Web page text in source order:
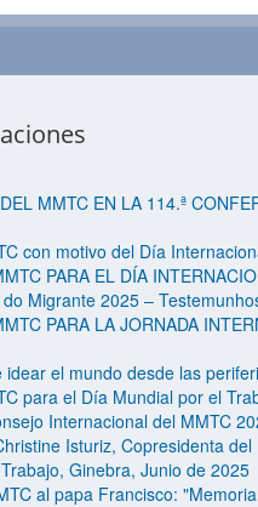
MMTC EN LA 114.ª
con motivo del Día
PARA EL DÍA
Migrante 2025 –
PARA LA JORNADA
idear el mundo desde las
para el Día Mundial por el
Internacional del MMTC
Isturiz, Copresidenta
Ginebra, Junio de 2025
al papa Francisco: